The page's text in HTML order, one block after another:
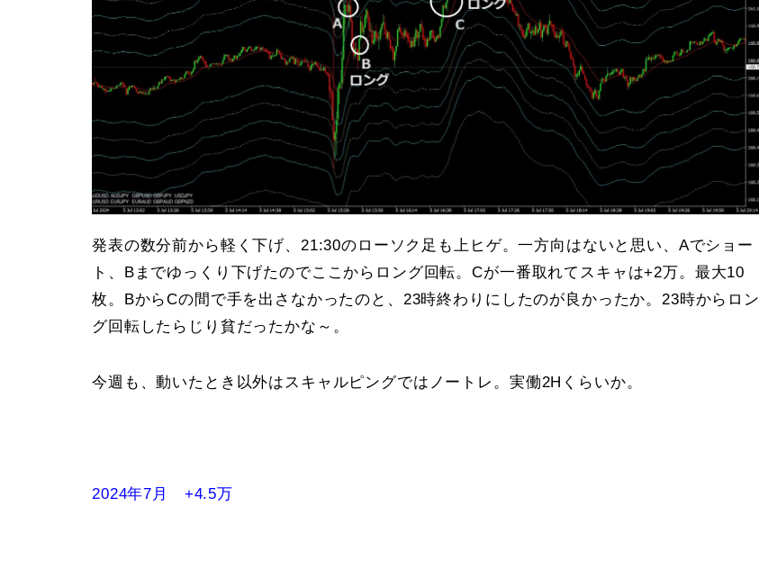
発表の数分前から軽く下げ、21:30のローソク足も上ヒゲ。一方向はないと思い、Aでショー
ト、Bまでゆっくり下げたのでここからロング回転。Cが一番取れてスキャは+2万。最大10
枚。BからCの間で手を出さなかったのと、23時終わりにしたのが良かったか。23時からロン
グ回転したらじり貧だったかな～。
今週も、動いたとき以外はスキャルピングではノートレ。実働2Hくらいか。
2024年7月 +4.5万